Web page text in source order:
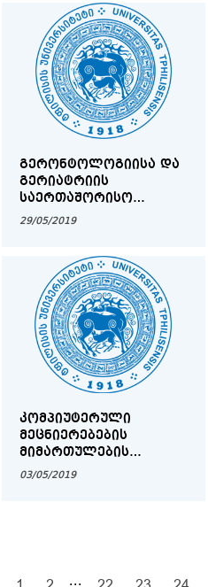
ᲒᲔᲠᲝᲜᲢᲝᲚᲝᲒᲘᲘᲡᲐ ᲓᲐ
ᲒᲔᲠᲘᲐᲢᲠᲘᲘᲡ
ᲡᲐᲔᲠᲗᲐᲨᲝᲠᲘᲡᲝ
ᲐᲡᲝᲪᲘᲐᲪᲘᲘᲡ
29/05/2019
ᲙᲝᲛᲞᲘᲣᲢᲔᲠᲣᲚᲘ
ᲛᲔᲪᲜᲘᲔᲠᲔᲑᲔᲑᲘᲡ
ᲛᲘᲛᲐᲠᲗᲣᲚᲔᲑᲘᲡ
ᲡᲢᲣᲓᲔᲜᲢᲗᲐ
03/05/2019
...